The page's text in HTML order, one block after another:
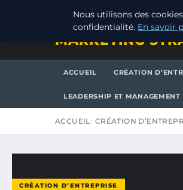
SAMEDI 8 AOÛT 2026
MARKETING
ACCUEIL CRÉATION
LEADERSHIP ET MANAGEMENT
ACCUEIL CRÉATION
CRÉATION D’ENTREPRISE
Nous utilisons des
confidentialité. En savoir